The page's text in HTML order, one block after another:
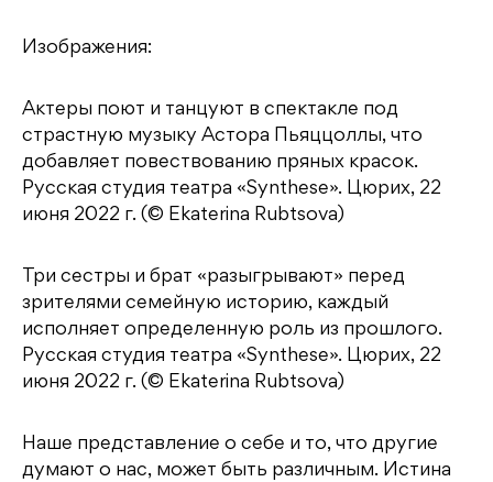
Изображения:
Актеры поют и танцуют в спектакле под
страстную музыку Астора Пьяццоллы, что
добавляет повествованию пряных красок.
Русская студия театра «Synthese». Цюрих, 22
июня 2022 г. (© Ekaterina Rubtsova)
Три сестры и брат «разыгрывают» перед
зрителями семейную историю, каждый
исполняет определенную роль из прошлого.
Русская студия театра «Synthese». Цюрих, 22
июня 2022 г. (© Ekaterina Rubtsova)
Наше представление о себе и то, что другие
думают о нас, может быть различным. Истина